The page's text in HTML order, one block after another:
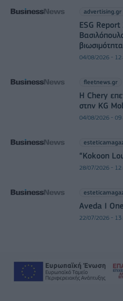
advertising.gr
ESG
04/08/2026 -
fleetnews.gr
Η Chery
στην KG
04/08/2026 -
“Kokoon
28/07/2026 -
Aveda I
22/07/2026 -